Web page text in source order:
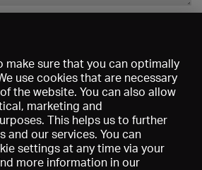
make sure that you can optimally
use cookies that are necessary
the website. You can also allow
marketing and
This helps us to further
and our services. You can
settings at any time via your
more information in our